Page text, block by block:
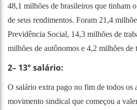
48,1 milhões de brasileiros que tinham
de seus rendimentos. Foram 21,4
Previdência Social, 14,3 milhões de
milhões de autônomos e 4,2 milhões de
2– 13° salário:
O salário extra pago no fim de todos os
movimento sindical que começou a